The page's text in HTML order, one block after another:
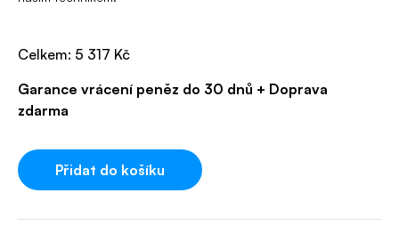
Celkem: 5 317 Kč
Garance vrácení peněz do 30 dnů + Doprava
zdarma
Přidat do košíku